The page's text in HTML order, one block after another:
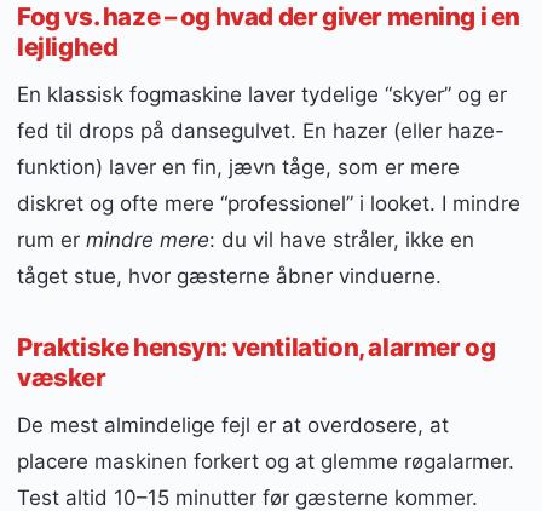
Fog vs. haze – og hvad der giver mening i en
lejlighed
En klassisk fogmaskine laver tydelige “skyer” og er
fed til drops på dansegulvet. En hazer (eller haze-
funktion) laver en fin, jævn tåge, som er mere
diskret og ofte mere “professionel” i looket. I mindre
rum er mindre mere: du vil have stråler, ikke en
tåget stue, hvor gæsterne åbner vinduerne.
Praktiske hensyn: ventilation, alarmer og
væsker
De mest almindelige fejl er at overdosere, at
placere maskinen forkert og at glemme røgalarmer.
Test altid 10–15 minutter før gæsterne kommer.